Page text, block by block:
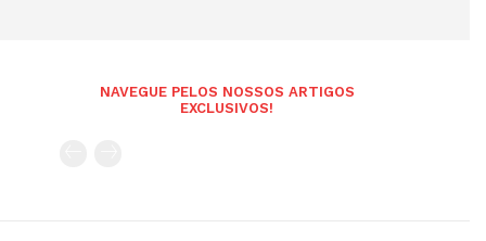
NAVEGUE PELOS NOSSOS ARTIGOS
EXCLUSIVOS!